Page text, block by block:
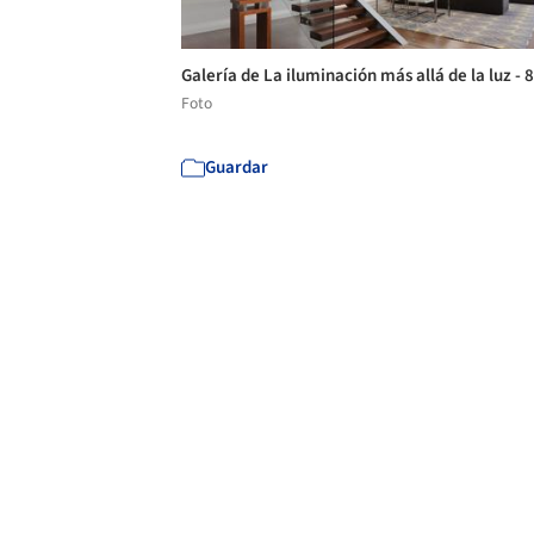
Galería de La iluminación más allá de la luz -
Foto
Guardar